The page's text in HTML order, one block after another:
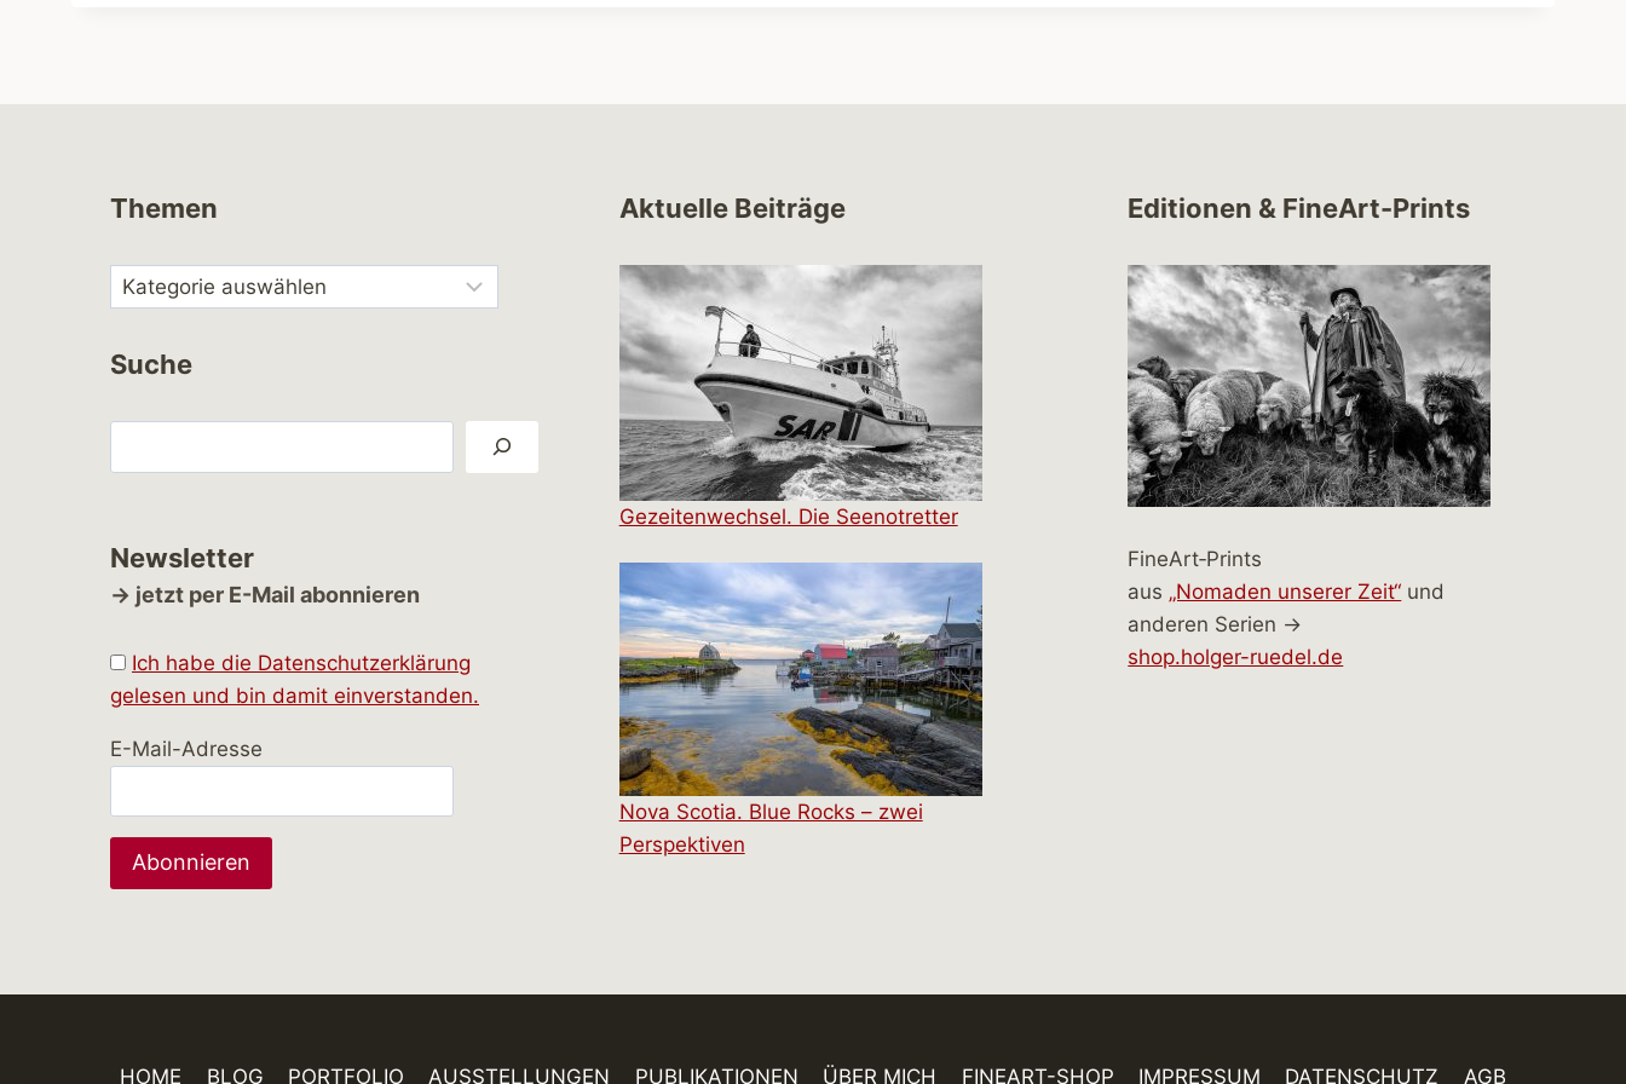
Themen
Suche
Newsletter
→ jetzt per E-Mail abonnieren
Ich habe die Datenschutzerklärung
gelesen und bin damit einverstanden.
E-Mail-Adresse
Aktuelle Beiträge
Gezeitenwechsel. Die Seenotretter
Nova Scotia. Blue Rocks – zwei
Perspektiven
Editionen & FineArt-Prints
FineArt‑Prints
aus „Nomaden unserer Zeit“ und
anderen Serien →
shop.holger-ruedel.de
HOME BLOG PORTFOLIO AUSSTELLUNGEN PUBLIKATIONEN ÜBER MICH FINEART-SHOP IMPRESSUM DATENSCHUTZ AGB